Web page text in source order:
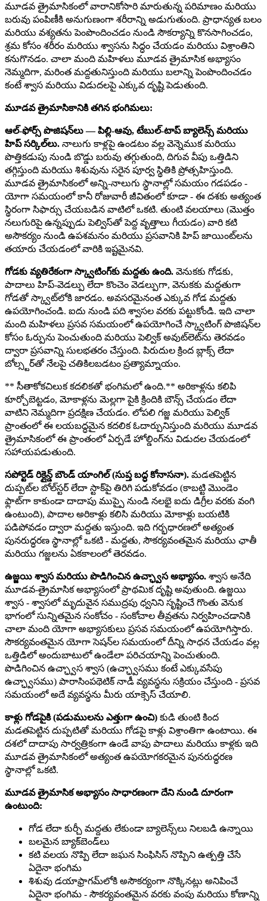
మూడవ త్రైమాసికంలో వారానికోసారి మారుతున్న పరిమాణం మరియు
బరువు పంపిణీకి అనుగుణంగా శరీరాన్ని అడుగుతుంది. ప్రాధాన్యత బలం
మరియు వశ్యతను పెంపొందించడం నుండి సౌకర్యాన్ని కొనసాగించడం,
శ్రమ కోసం శరీరం మరియు శ్వాసను సిద్ధం చేయడం మరియు విశ్రాంతిని
కనుగొనడం. చాలా మంది మహిళలు మూడవ త్రైమాసిక అభ్యాసం
నెమ్మదిగా, మరింత మద్దతునిస్తుంది మరియు బలాన్ని పెంపొందించడం
కంటే శ్వాస మరియు విడుదలపై ఎక్కువ దృష్టి పెడుతుంది.
మూడవ త్రైమాసికానికి తగిన భంగిమలు:
ఆల్-ఫోర్స్ పొజిషన్‌లు — పిల్లి-ఆవు, టేబుల్-టాప్ బ్యాలెన్స్ మరియు
హిప్ సర్కిల్‌లు. నాలుగు కాళ్లపై ఉండటం వల్ల వెన్నెముక మరియు
పొత్తికడుపు నుండి బొడ్డు బరువు తగ్గుతుంది, దిగువ వీపు ఒత్తిడిని
తగ్గిస్తుంది మరియు శిశువును సరైన పూర్వ స్థితికి ప్రోత్సహిస్తుంది.
మూడవ త్రైమాసికంలో అన్ని-నాలుగు స్థానాల్లో సమయం గడపడం -
యోగా సమయంలో కానీ రోజువారీ జీవితంలో కూడా - ఈ దశకు అత్యంత
స్థిరంగా సిఫార్సు చేయబడిన వాటిలో ఒకటి. తుంటి వలయాలు (మొత్తం
నలుగురిపై ఉన్నప్పుడు పెల్విస్‌తో పెద్ద వృత్తాలు గీయడం) వారి కటి
అసౌకర్యం నుండి ఉపశమనం మరియు ప్రసవానికి హిప్ జాయింట్‌లను
తయారు చేయడంలో వారికి ఇష్టమైనవి.
గోడకు వ్యతిరేకంగా స్క్వాటింగ్‌కు మద్దతు ఉంది. వెనుకకు గోడకు,
పాదాలు హిప్-వెడల్పు లేదా కొంచెం వెడల్పుగా, వెనుకకు మద్దతుగా
గోడతో స్క్వాట్‌లోకి జారడం. అవసరమైనంత ఎక్కువ గోడ మద్దతు
ఉపయోగించండి. ఐదు నుండి పది శ్వాసల వరకు పట్టుకోండి. ఇది చాలా
మంది మహిళలు ప్రసవ సమయంలో ఉపయోగించే స్క్వాటింగ్ పొజిషన్‌ల
కోసం ఓర్పును పెంచుతుంది మరియు పెల్విక్ అవుట్‌లెట్‌ను తెరవడం
ద్వారా ప్రసవాన్ని సులభతరం చేస్తుంది. పిరుదుల క్రింద బ్లాక్స్ లేదా
బోల్స్టర్‌తో నేలపై చతికిలబడటం ప్రత్యామ్నాయం.
** సీతాకోకచిలుక కదలికతో భంగిమలో ఉంది.** అరికాళ్లను కలిపి
కూర్చోబెట్టడం, మోకాళ్లను మెల్లగా పైకి క్రిందికి బౌన్స్ చేయడం లేదా
వాటిని నెమ్మదిగా ప్రదక్షిణ చేయడం. లోపలి గజ్జ మరియు పెల్విక్
ప్రాంతంలో ఈ లయబద్ధమైన కదలిక ఓదార్పునిస్తుంది మరియు మూడవ
త్రైమాసికంలో ఈ ప్రాంతంలో ఏర్పడే హోల్డింగ్‌ను విడుదల చేయడంలో
సహాయపడుతుంది.
సపోర్టెడ్ రిక్లైన్డ్ బౌండ్ యాంగిల్ (సుప్త బద్ధ కోనాసనా). మడతపెట్టిన
దుప్పట్‌ల బోల్‌స్టర్ లేదా స్టాక్‌పై తిరిగి పడుకోవడం (కాబట్టి మొండెం
ఫ్లాట్‌గా కాకుండా దాదాపు ముప్పై నుండి నలభై ఐదు డిగ్రీల వరకు వంగి
ఉంటుంది), పాదాల అరికాళ్లు కలిసి మరియు మోకాళ్లు బయటికి
పడిపోవడం ద్వారా మద్దతు ఇస్తుంది. ఇది గర్భధారణలో అత్యంత
పునరుద్ధరణ స్థానాల్లో ఒకటి - మద్దతు, సౌకర్యవంతమైన మరియు ఛాతీ
మరియు గజ్జలను ఏకకాలంలో తెరవడం.
ఉజ్జయి శ్వాస మరియు పొడిగించిన ఉచ్ఛ్వాస అభ్యాసం. శ్వాస అనేది
మూడవ-త్రైమాసిక అభ్యాసంలో ప్రాథమిక దృష్టి అవుతుంది. ఉజ్జయి
శ్వాస - శ్వాసలో మృదువైన సముద్రపు ధ్వనిని సృష్టించే గొంతు వెనుక
భాగంలో సున్నితమైన సంకోచం - సంకోచాల తీవ్రతను నిర్వహించడానికి
చాలా మంది యోగా అభ్యాసకులు ప్రసవ సమయంలో ఉపయోగిస్తారు.
సౌకర్యవంతమైన యోగా సెషన్‌ల సమయంలో దీన్ని సాధన చేయడం వల్ల
ఒత్తిడిలో అందుబాటులో ఉండేలా పరిచయాన్ని పెంచుతుంది.
పొడిగించిన ఉచ్ఛ్వాస శ్వాస (ఉచ్ఛ్వాసము కంటే ఎక్కువసేపు
ఉచ్ఛ్వాసము) పారాసింపథెటిక్ నాడీ వ్యవస్థను సక్రియం చేస్తుంది - ప్రసవ
సమయంలో అదే వ్యవస్థను మీరు యాక్సెస్ చేయాలి.
కాళ్లు గోడపైకి (పడుములను ఎత్తుగా ఉంచి) కుడి తుంటి కింద
మడతపెట్టిన దుప్పటితో మరియు గోడపై కాళ్లు విశ్రాంతిగా ఉంటాయి. ఈ
దశలో దాదాపు సార్వత్రికంగా ఉండే వాపు పాదాలు మరియు కాళ్లకు ఇది
మూడవ త్రైమాసికంలో అత్యంత ఉపయోగకరమైన పునరుద్ధరణ
స్థానాల్లో ఒకటి.
మూడవ త్రైమాసిక అభ్యాసం సాధారణంగా దేని నుండి దూరంగా
ఉంటుంది:
గోడ లేదా కుర్చీ మద్దతు లేకుండా బ్యాలెన్స్‌లు నిలబడి ఉన్నాయి
బలమైన బ్యాక్‌బెండ్‌లు
కటి వలయ నొప్పి లేదా జఘన సింఫిసిస్ నొప్పిని ఉత్పత్తి చేసే
ఏదైనా భంగిమ
శిశువు డయాఫ్రాగమ్‌లోకి అసౌకర్యంగా నొక్కినట్లు అనిపించే
ఏదైనా భంగిమ - సౌకర్యవంతమైన వరకు వంపు మరియు కోణాన్ని